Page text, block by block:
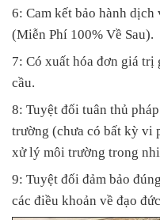
6: Cam kết bảo hành
(Miễn Phí 100% Về Sau).
7: Có xuất hóa đơn giá trị
cầu.
8: Tuyệt đối tuân thủ
trường (chưa có bất kỳ vi
xử lý môi trường trong
9: Tuyệt đối đảm bảo
các điều khoản về đạo